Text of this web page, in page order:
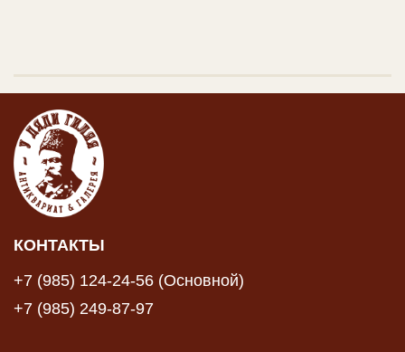
КОНТАКТЫ
+7 (985) 124-24-56 (Основной)
+7 (985) 249-87-97